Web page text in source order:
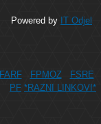
Powered by IT Odjel
FARF FPMOZ FSRE
PF *RAZNI LINKOVI*